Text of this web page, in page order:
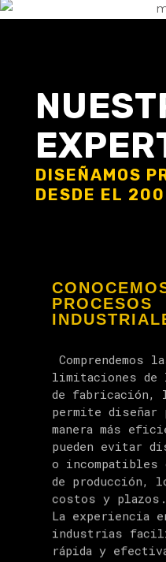
DISEÑAMOS
DESDE EL
Comprendemos
permite diseñar
manera más
pueden evitar
o incompatibles
de producción,
costos y
La experiencia
industrias
rápida y efectiva
previos a
retrasos y